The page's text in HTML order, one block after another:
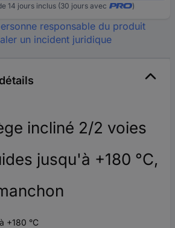
14 jours inclus (30 jours avec )
responsable du produit
un incident juridique
incliné 2/2 voies
jusqu'à +180 °C,
+180 °C